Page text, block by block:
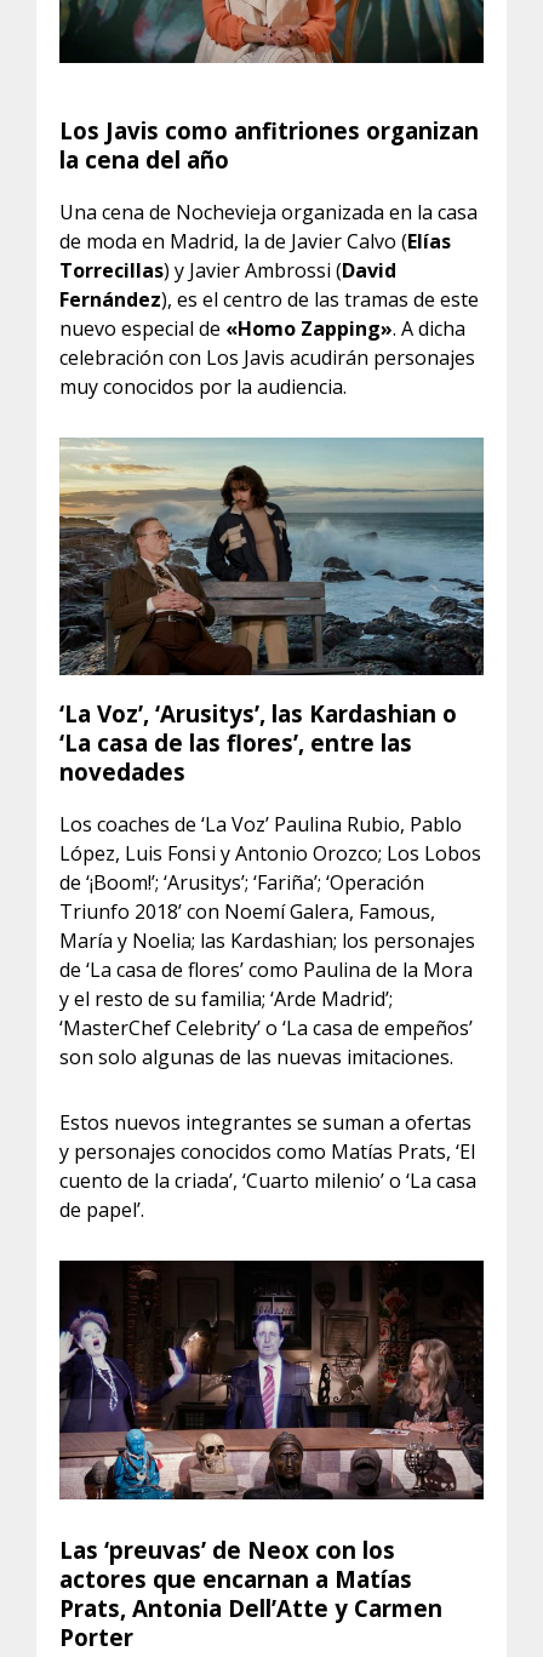
Los Javis como anfitriones organizan
la cena del año
Una cena de Nochevieja organizada en la casa
de moda en Madrid, la de Javier Calvo (Elías
Torrecillas) y Javier Ambrossi (David
Fernández), es el centro de las tramas de este
nuevo especial de «Homo Zapping». A dicha
celebración con Los Javis acudirán personajes
muy conocidos por la audiencia.
‘La Voz’, ‘Arusitys’, las Kardashian o
‘La casa de las flores’, entre las
novedades
Los coaches de ‘La Voz’ Paulina Rubio, Pablo
López, Luis Fonsi y Antonio Orozco; Los Lobos
de ‘¡Boom!’; ‘Arusitys’; ‘Fariña’; ‘Operación
Triunfo 2018’ con Noemí Galera, Famous,
María y Noelia; las Kardashian; los personajes
de ‘La casa de flores’ como Paulina de la Mora
y el resto de su familia; ‘Arde Madrid’;
‘MasterChef Celebrity’ o ‘La casa de empeños’
son solo algunas de las nuevas imitaciones.
Estos nuevos integrantes se suman a ofertas
y personajes conocidos como Matías Prats, ‘El
cuento de la criada’, ‘Cuarto milenio’ o ‘La casa
de papel’.
Las ‘preuvas’ de Neox con los
actores que encarnan a Matías
Prats, Antonia Dell’Atte y Carmen
Porter